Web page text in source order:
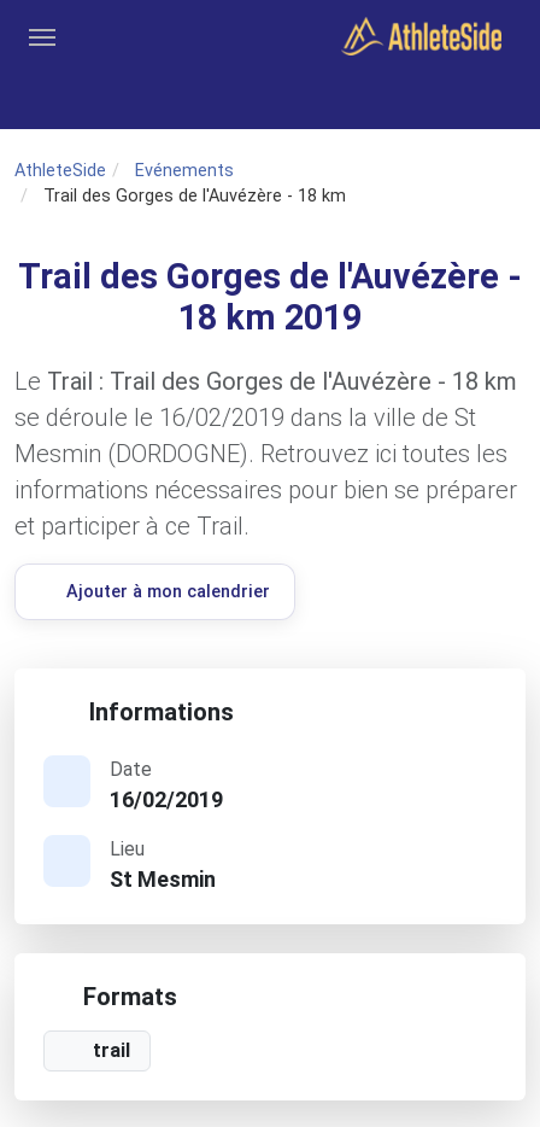
AthleteSide
Evénements
Trail des Gorges de l'Auvézère - 18 km
Trail des Gorges de l'Auvézère -
18 km 2019
Le Trail : Trail des Gorges de l'Auvézère - 18 km
se déroule le 16/02/2019 dans la ville de St
Mesmin (DORDOGNE). Retrouvez ici toutes les
informations nécessaires pour bien se préparer
et participer à ce Trail.
Ajouter à mon calendrier
Informations
Date
16/02/2019
Lieu
St Mesmin
Formats
trail